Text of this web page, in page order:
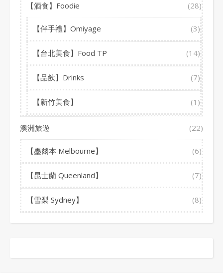
【酒食】Foodie (28)
【伴手禮】Omiyage (3)
【台北美食】Food TP (14)
【品飲】Drinks (7)
【新竹美食】 (1)
澳洲旅遊 (22)
【墨爾本 Melbourne】 (6)
【昆士蘭 Queenland】 (7)
【雪梨 Sydney】 (8)